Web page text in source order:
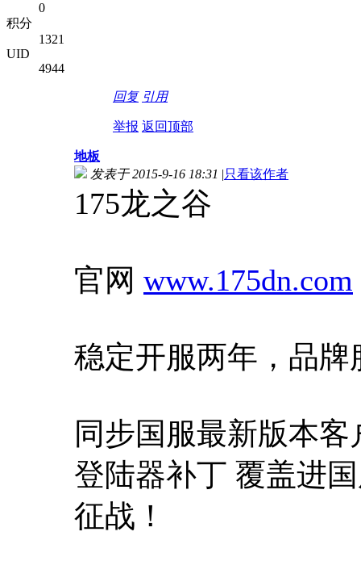
0
积分
1321
UID
4944
回复 引用
举报 返回顶部
地板
发表于 2015-9-16 18:31 |只看该作者
175龙之谷
官网 www.175dn.com
稳定开服两年，品牌
同步国服最新版本
登陆器补丁 覆盖进
征战！